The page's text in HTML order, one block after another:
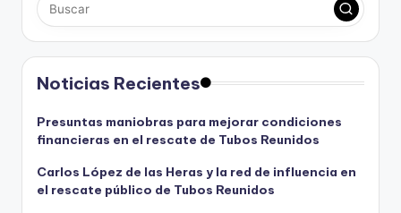
Noticias Recientes
Presuntas maniobras para mejorar condiciones
financieras en el rescate de Tubos Reunidos
Carlos López de las Heras y la red de influencia en
el rescate público de Tubos Reunidos